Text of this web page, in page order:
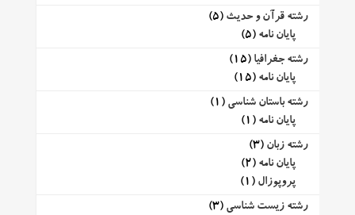
رشته قرآن و حدیث (5)
پایان نامه (5)
رشته جغرافیا (15)
پایان نامه (15)
رشته باستان شناسی (1)
پایان نامه (1)
رشته زبان (3)
پایان نامه (2)
پروپوزال (1)
رشته زیست شناسی (3)